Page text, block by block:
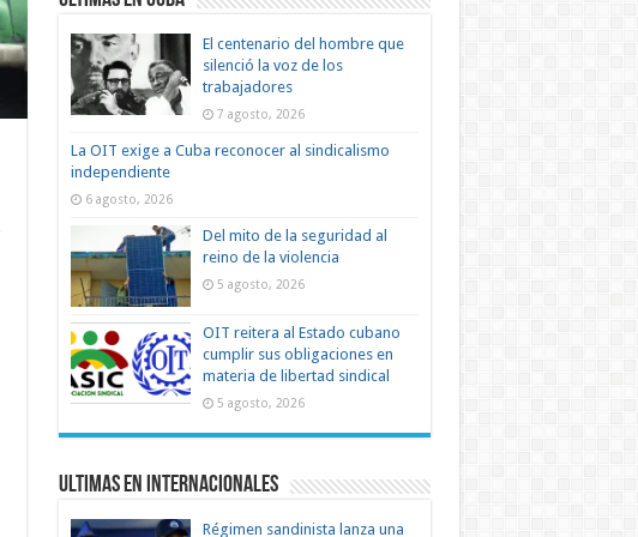
El centenario del hombre que
silenció la voz de los
trabajadores
7 agosto, 2026
La OIT exige a Cuba reconocer al sindicalismo
independiente
6 agosto, 2026
Del mito de la seguridad al
reino de la violencia
5 agosto, 2026
OIT reitera al Estado cubano
cumplir sus obligaciones en
materia de libertad sindical
5 agosto, 2026
Ultimas en Internacionales
Régimen sandinista lanza una